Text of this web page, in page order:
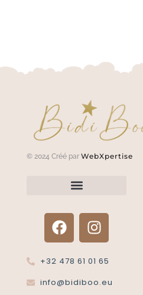
© 2024 Créé par WebXpertise
+32 478 61 01 65
info@bidiboo.eu